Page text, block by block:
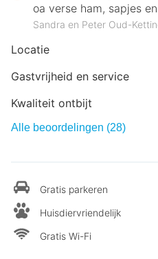
Locatie
Gastvrijheid en service
Kwaliteit ontbijt
oa verse ham, sapjes
Sandra en Peter Oud-
Alle beoordelingen (28)
Gratis parkeren
Huisdiervriendelijk
Gratis Wi-Fi